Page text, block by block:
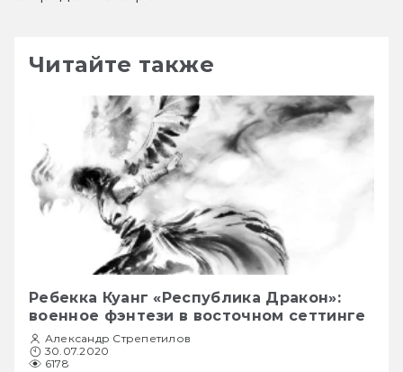
Читайте также
Ребекка Куанг «Республика Дракон»:
военное фэнтези в восточном сеттинге
Александр Стрепетилов
30.07.2020
6178